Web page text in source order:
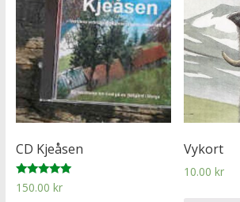
CD Kjeåsen
Betygsatt
5.00
150.00 kr
Vykort
10.00kr